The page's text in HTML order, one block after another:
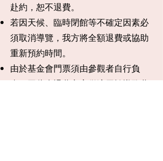
赴約，恕不退費。
若因天候、臨時閉館等不確定因素必
須取消導覽，我方將全額退費或協助
重新預約時間。
由於基金會門票須由參觀者自行負
責，因此本退費方案僅適用於導覽費